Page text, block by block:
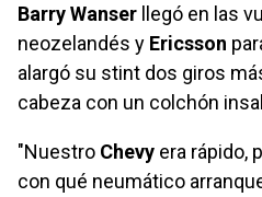
Barry Wanser llegó en las
neozelandés y Ericsson
alargó su stint dos giros
cabeza con un colchón
"Nuestro Chevy era rápido,
con qué neumático